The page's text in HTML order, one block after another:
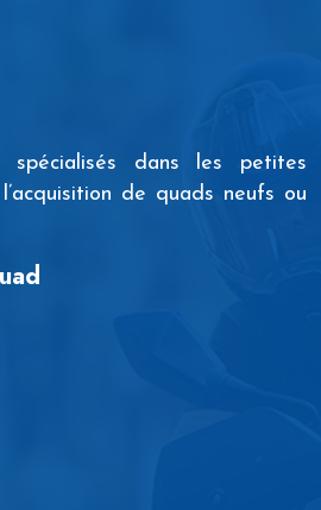
spécialisés dans les petites
de quads neufs ou